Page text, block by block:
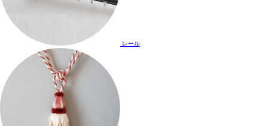
レール